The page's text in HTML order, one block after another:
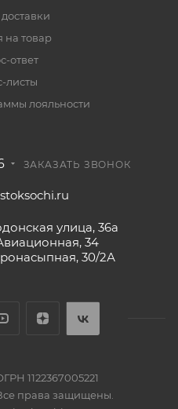
на товар
ответ
листы
лояльности
ЗАКАЗАТЬ ЗВОНОК
улица, 36а
34
30/2А
1122367005221
права защищены.